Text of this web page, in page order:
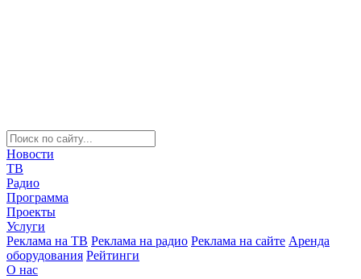
Новости
ТВ
Радио
Программа
Проекты
Услуги
Реклама на ТВ Реклама на радио Реклама на сайте Аренда
оборудования Рейтинги
О нас